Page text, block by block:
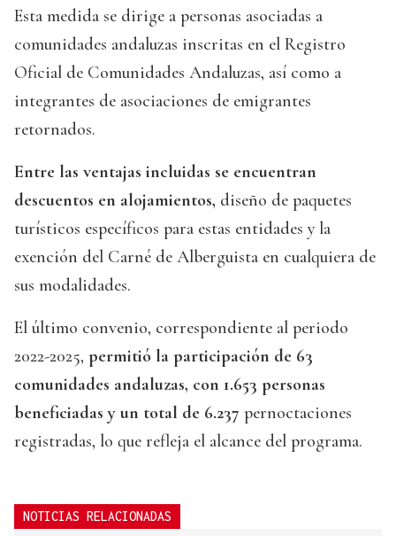
Esta medida se dirige a personas asociadas a
comunidades andaluzas inscritas en el Registro
Oficial de Comunidades Andaluzas, así como a
integrantes de asociaciones de emigrantes
retornados.
Entre las ventajas incluidas se encuentran
descuentos en alojamientos, diseño de paquetes
turísticos específicos para estas entidades y la
exención del Carné de Alberguista en cualquiera de
sus modalidades.
El último convenio, correspondiente al periodo
2022-2025, permitió la participación de 63
comunidades andaluzas, con 1.653 personas
beneficiadas y un total de 6.237 pernoctaciones
registradas, lo que refleja el alcance del programa.
NOTICIAS RELACIONADAS